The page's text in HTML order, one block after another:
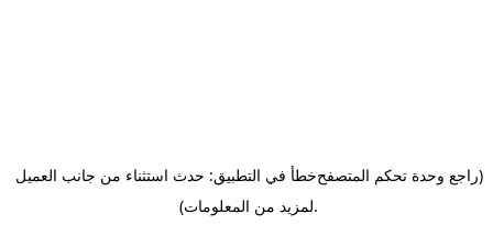
خطأ في التطبيق: حدث استثناء من جانب العميل(راجع وحدة تحكم المتصفح
لمزيد من المعلومات).